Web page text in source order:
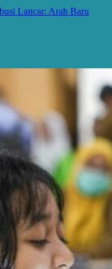
Lancar: Arah Baru